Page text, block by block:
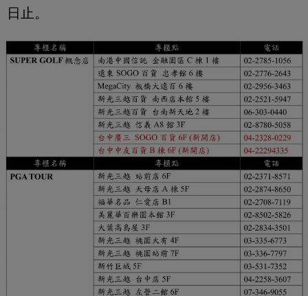
日止。